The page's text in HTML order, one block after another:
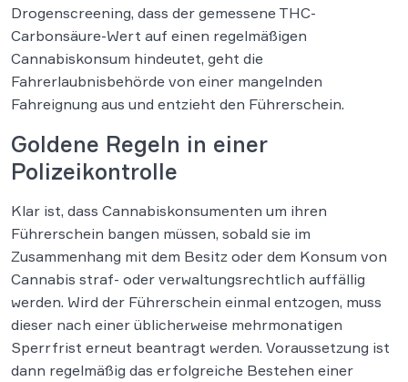
Drogenscreening, dass der gemessene THC-
Carbonsäure-Wert auf einen regelmäßigen
Cannabiskonsum hindeutet, geht die
Fahrerlaubnisbehörde von einer mangelnden
Fahreignung aus und entzieht den Führerschein.
Goldene Regeln in einer
Polizeikontrolle
Klar ist, dass Cannabiskonsumenten um ihren
Führerschein bangen müssen, sobald sie im
Zusammenhang mit dem Besitz oder dem Konsum von
Cannabis straf- oder verwaltungsrechtlich auffällig
werden. Wird der Führerschein einmal entzogen, muss
dieser nach einer üblicherweise mehrmonatigen
Sperrfrist erneut beantragt werden. Voraussetzung ist
dann regelmäßig das erfolgreiche Bestehen einer